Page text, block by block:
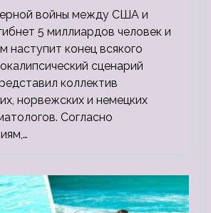
а потом 5 миллиардов
войны между США и
5 миллиардов человек и
наступит конец всякого
сценарий
коллектив
норвежских и немецких
Согласно